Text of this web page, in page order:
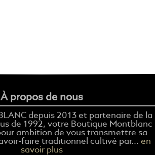
À propos de nous
depuis 2013 et partenaire de la
de 1992, votre Boutique Montblanc
ambition de vous transmettre sa
faire traditionnel cultivé par... en
savoir plus